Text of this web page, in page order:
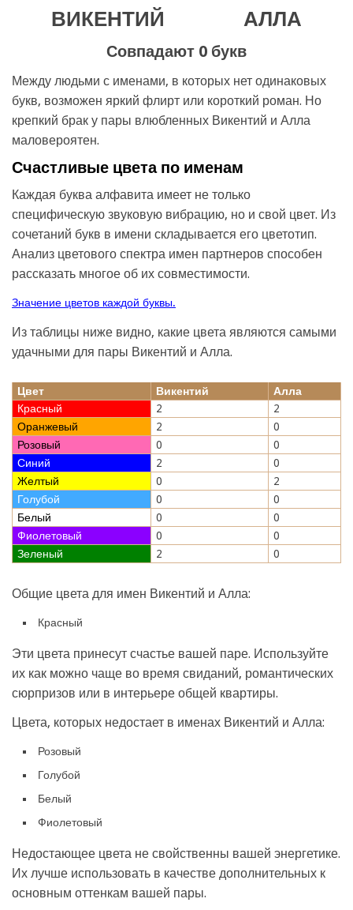
ВИКЕНТИЙ АЛЛА
Совпадают 0 букв
Между людьми с именами, в которых нет одинаковых
букв, возможен яркий флирт или короткий роман. Но
крепкий брак у пары влюбленных Викентий и Алла
маловероятен.
Счастливые цвета по именам
Каждая буква алфавита имеет не только
специфическую звуковую вибрацию, но и свой цвет. Из
сочетаний букв в имени складывается его цветотип.
Анализ цветового спектра имен партнеров способен
рассказать многое об их совместимости.
Значение цветов каждой буквы.
Из таблицы ниже видно, какие цвета являются самыми
удачными для пары Викентий и Алла.
Цвет Викентий
Алла
Красный
2
2
Оранжевый
2
0
Розовый
0
0
Синий
2
0
Желтый
0
2
Голубой
0
0
Белый
0
0
Фиолетовый
0
0
Зеленый
2 0
Общие цвета для имен Викентий и Алла:
Красный
Эти цвета принесут счастье вашей паре. Используйте
их как можно чаще во время свиданий, романтических
сюрпризов или в интерьере общей квартиры.
Цвета, которых недостает в именах Викентий и Алла:
Розовый
Голубой
Белый
Фиолетовый
Недостающее цвета не свойственны вашей энергетике.
Их лучше использовать в качестве дополнительных к
основным оттенкам вашей пары.